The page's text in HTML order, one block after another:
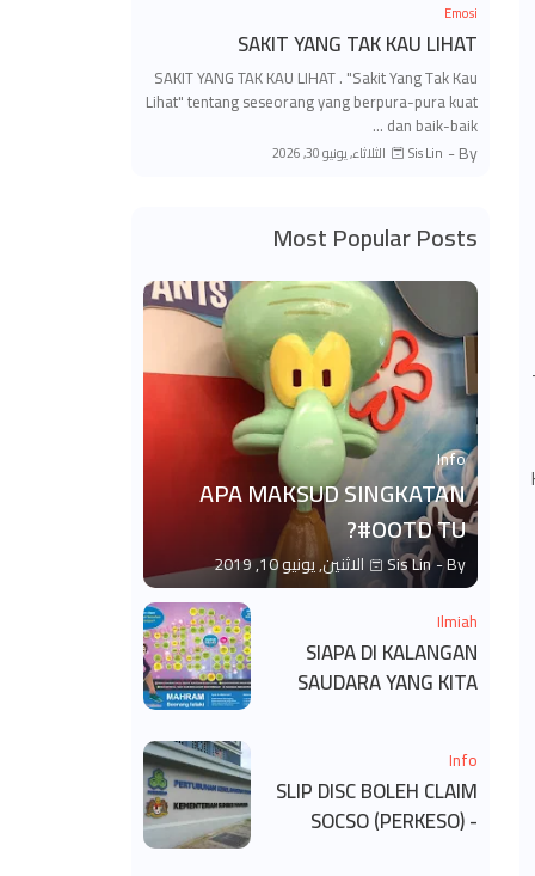
Emosi
SAKIT YANG TAK KAU LIHAT
SAKIT YANG TAK KAU LIHAT . "Sakit Yang Tak Kau
Lihat" tentang seseorang yang berpura-pura kuat
dan baik-baik …
By -
Sis Lin الثلاثاء, يونيو 30, 2026
Most Popular Posts
Info
APA MAKSUD SINGKATAN
#OOTD TU?
By -
Sis Lin الاثنين, يونيو 10, 2019
Ilmiah
SIAPA DI KALANGAN
SAUDARA YANG KITA
Info
SLIP DISC BOLEH CLAIM
SOCSO (PERKESO) -